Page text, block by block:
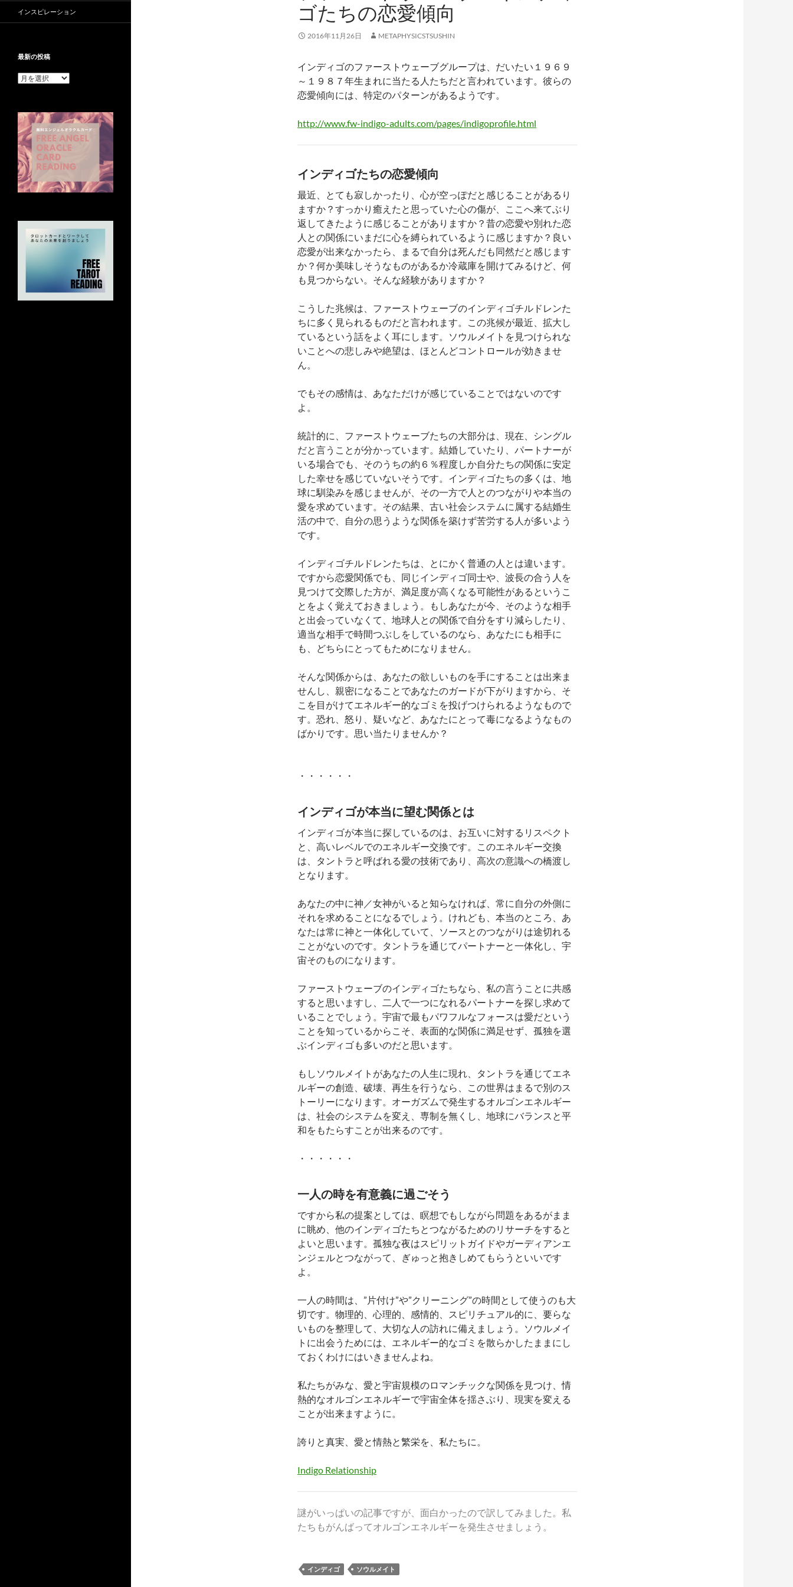
ゴたちの恋愛傾向
2016年11月26日 METAPHYSICSTSUSHIN
インディゴのファーストウェーブグループは、だいたい１９６９
～１９８７年生まれに当たる人たちだと言われています。彼らの
恋愛傾向には、特定のパターンがあるようです。
http://www.fw-indigo-adults.com/pages/indigoprofile.html
インディゴたちの恋愛傾向
最近、とても寂しかったり、心が空っぽだと感じることがあるり
ますか？すっかり癒えたと思っていた心の傷が、ここへ来てぶり
返してきたように感じることがありますか？昔の恋愛や別れた恋
人との関係にいまだに心を縛られているように感じますか？良い
恋愛が出来なかったら、まるで自分は死んだも同然だと感じます
か？何か美味しそうなものがあるか冷蔵庫を開けてみるけど、何
も見つからない。そんな経験がありますか？
こうした兆候は、ファーストウェーブのインディゴチルドレンた
ちに多く見られるものだと言われます。この兆候が最近、拡大し
ているという話をよく耳にします。ソウルメイトを見つけられな
いことへの悲しみや絶望は、ほとんどコントロールが効きませ
ん。
でもその感情は、あなただけが感じていることではないのです
よ。
統計的に、ファーストウェーブたちの大部分は、現在、シングル
だと言うことが分かっています。結婚していたり、パートナーが
いる場合でも、そのうちの約６％程度しか自分たちの関係に安定
した幸せを感じていないそうです。インディゴたちの多くは、地
球に馴染みを感じませんが、その一方で人とのつながりや本当の
愛を求めています。その結果、古い社会システムに属する結婚生
活の中で、自分の思うような関係を築けず苦労する人が多いよう
です。
インディゴチルドレンたちは、とにかく普通の人とは違います。
ですから恋愛関係でも、同じインディゴ同士や、波長の合う人を
見つけて交際した方が、満足度が高くなる可能性があるというこ
とをよく覚えておきましょう。もしあなたが今、そのような相手
と出会っていなくて、地球人との関係で自分をすり減らしたり、
適当な相手で時間つぶしをしているのなら、あなたにも相手に
も、どちらにとってもためになりません。
そんな関係からは、あなたの欲しいものを手にすることは出来ま
せんし、親密になることであなたのガードが下がりますから、そ
こを目がけてエネルギー的なゴミを投げつけられるようなもので
す。恐れ、怒り、疑いなど、あなたにとって毒になるようなもの
ばかりです。思い当たりませんか？
・・・・・・
インディゴが本当に望む関係とは
インディゴが本当に探しているのは、お互いに対するリスペクト
と、高いレベルでのエネルギー交換です。このエネルギー交換
は、タントラと呼ばれる愛の技術であり、高次の意識への橋渡し
となります。
あなたの中に神／女神がいると知らなければ、常に自分の外側に
それを求めることになるでしょう。けれども、本当のところ、あ
なたは常に神と一体化していて、ソースとのつながりは途切れる
ことがないのです。タントラを通じてパートナーと一体化し、宇
宙そのものになります。
ファーストウェーブのインディゴたちなら、私の言うことに共感
すると思いますし、二人で一つになれるパートナーを探し求めて
いることでしょう。宇宙で最もパワフルなフォースは愛だという
ことを知っているからこそ、表面的な関係に満足せず、孤独を選
ぶインディゴも多いのだと思います。
もしソウルメイトがあなたの人生に現れ、タントラを通じてエネ
ルギーの創造、破壊、再生を行うなら、この世界はまるで別のス
トーリーになります。オーガズムで発生するオルゴンエネルギー
は、社会のシステムを変え、専制を無くし、地球にバランスと平
和をもたらすことが出来るのです。
・・・・・・
一人の時を有意義に過ごそう
ですから私の提案としては、瞑想でもしながら問題をあるがまま
に眺め、他のインディゴたちとつながるためのリサーチをすると
よいと思います。孤独な夜はスピリットガイドやガーディアンエ
ンジェルとつながって、ぎゅっと抱きしめてもらうといいです
よ。
一人の時間は、”片付け”や”クリーニング”の時間として使うのも大
切です。物理的、心理的、感情的、スピリチュアル的に、要らな
いものを整理して、大切な人の訪れに備えましょう。ソウルメイ
トに出会うためには、エネルギー的なゴミを散らかしたままにし
ておくわけにはいきませんよね。
私たちがみな、愛と宇宙規模のロマンチックな関係を見つけ、情
熱的なオルゴンエネルギーで宇宙全体を揺さぶり、現実を変える
ことが出来ますように。
誇りと真実、愛と情熱と繁栄を、私たちに。
Indigo Relationship
謎がいっぱいの記事ですが、面白かったので訳してみました。私
たちもがんばってオルゴンエネルギーを発生させましょう。
インディゴ ソウルメイト
インスピレーション
最新の投稿
最
稿